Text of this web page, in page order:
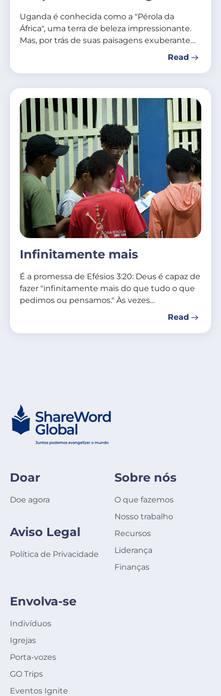
Uganda é conhecida como a "Pérola da
África", uma terra de beleza impressionante.
Mas, por trás de suas paisagens exuberante…
Read
Infinitamente mais
É a promessa de Efésios 3:20: Deus é capaz de
fazer "infinitamente mais do que tudo o que
pedimos ou pensamos." Às vezes…
Read
Doar
Doe agora
Aviso Legal
Política de Privacidade
Sobre nós
O que fazemos
Nosso trabalho
Recursos
Liderança
Finanças
Envolva-se
Indivíduos
Igrejas
Porta-vozes
GO Trips
Eventos Ignite